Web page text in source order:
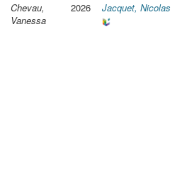
Chevau,
Vanessa
2026 Jacquet, Nicolas